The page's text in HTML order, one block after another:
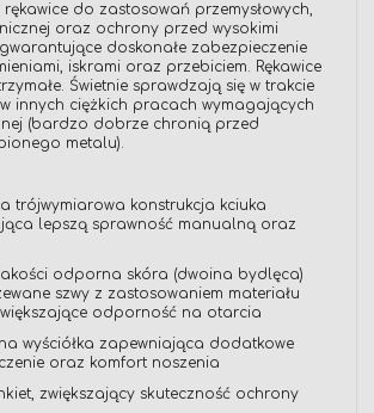
rękawice do zastosowań przemysłowych,
oraz ochrony przed wysokimi
doskonałe zabezpieczenie
iskrami oraz przebiciem. Rękawice
Świetnie sprawdzają się w trakcie
innych ciężkich pracach wymagających
(bardzo dobrze chronią przed
metalu).
trójwymiarowa konstrukcja kciuka
lepszą sprawność manualną oraz
odporna skóra (dwoina bydlęca)
szwy z zastosowaniem materiału
odporność na otarcia
wyściółka zapewniająca dodatkowe
oraz komfort noszenia
zwiększający skuteczność ochrony